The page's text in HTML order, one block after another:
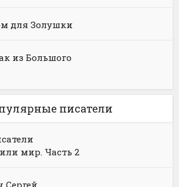
для Золушки
из Большого
писатели
мир. Часть 2
Сергей